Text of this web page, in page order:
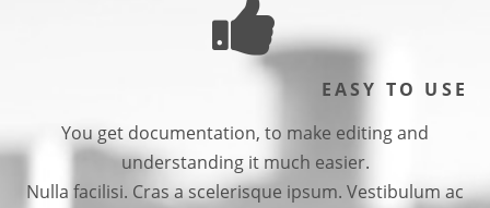
EASY TO USE
You get documentation, to make editing and
understanding it much easier.
Nulla facilisi. Cras a scelerisque ipsum. Vestibulum ac